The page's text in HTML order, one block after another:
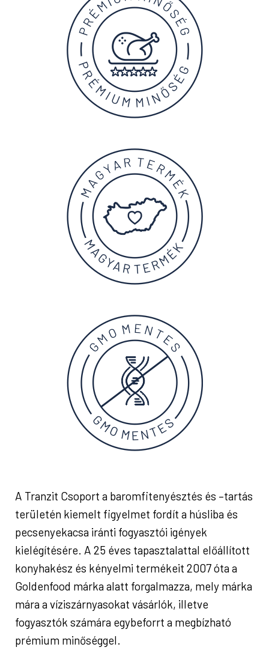
A Tranzit Csoport a baromfitenyésztés és –tartás
területén kiemelt figyelmet fordít a húsliba és
pecsenyekacsa iránti fogyasztói igények
kielégítésére. A 25 éves tapasztalattal előállított
konyhakész és kényelmi termékeit 2007 óta a
Goldenfood márka alatt forgalmazza, mely márka
mára a víziszárnyasokat vásárlók, illetve
fogyasztók számára egybeforrt a megbízható
prémium minőséggel.